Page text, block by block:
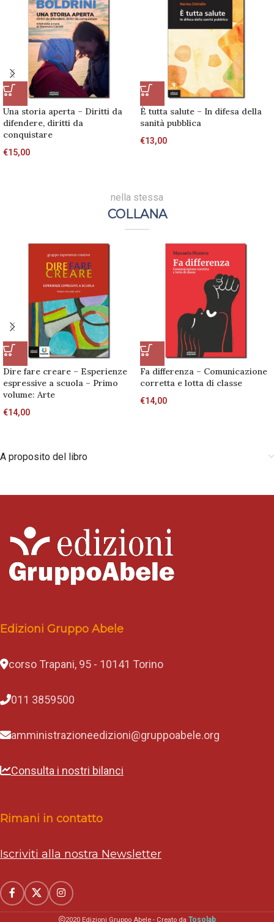
Una storia aperta – Diritti da
difendere, diritti da
conquistare
€15,00
È tutta salute – In difesa della
sanità pubblica
€13,00
nella stessa
COLLANA
Dire fare creare – Esperienze
espressive a scuola – Primo
volume: Arte
€14,00
Fa differenza – Comunicazione
corretta e lotta di classe
€14,00
A proposito del libro
Edizioni Gruppo Abele
corso Trapani, 95 - 10141 Torino
011 3859500
amministrazioneedizioni@gruppoabele.org
Consulta i nostri bilanci
Rimani in contatto
Iscriviti alla nostra Newsletter
2020 Edizioni Gruppo Abele - Creato da Tosolab